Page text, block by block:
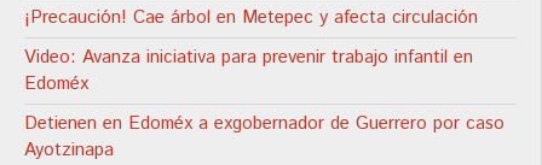
¡Precaución! Cae árbol en Metepec y afecta circulación
Video: Avanza iniciativa para prevenir trabajo infantil en
Edoméx
Detienen en Edoméx a exgobernador de Guerrero por caso
Ayotzinapa